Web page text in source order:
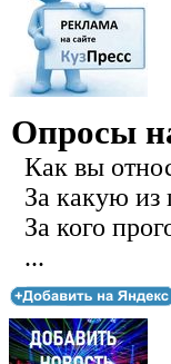
Опросы
Как вы
За какую из
За кого
...